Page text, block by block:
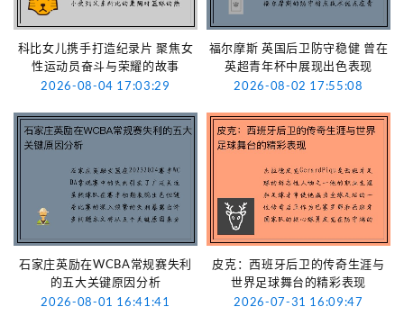
科比女儿携手打造纪录片 聚焦女
性运动员奋斗与荣耀的故事
2026-08-04 17:03:29
福尔摩斯 英国后卫防守稳健 曾在
英超青年杯中展现出色表现
2026-08-02 17:55:08
石家庄英励在WCBA常规赛失利
的五大关键原因分析
2026-08-01 16:41:41
皮克：西班牙后卫的传奇生涯与
世界足球舞台的精彩表现
2026-07-31 16:09:47